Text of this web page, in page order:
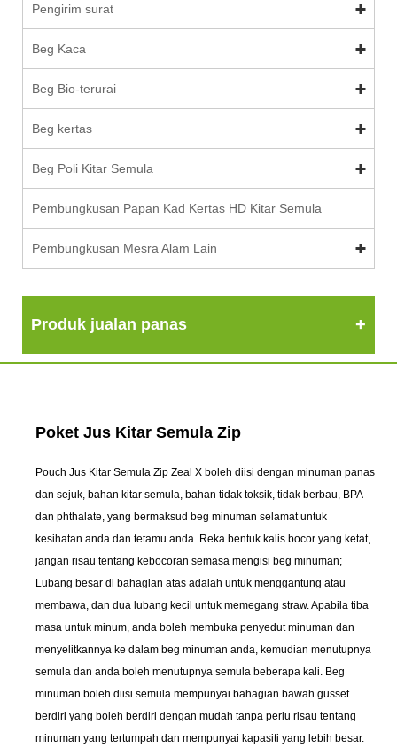
Pengirim surat
Beg Kaca
Beg Bio-terurai
Beg kertas
Beg Poli Kitar Semula
Pembungkusan Papan Kad Kertas HD Kitar Semula
Pembungkusan Mesra Alam Lain
Produk jualan panas
Poket Jus Kitar Semula Zip
Pouch Jus Kitar Semula Zip Zeal X boleh diisi dengan minuman panas
dan sejuk, bahan kitar semula, bahan tidak toksik, tidak berbau, BPA -
dan phthalate, yang bermaksud beg minuman selamat untuk
kesihatan anda dan tetamu anda. Reka bentuk kalis bocor yang ketat,
jangan risau tentang kebocoran semasa mengisi beg minuman;
Lubang besar di bahagian atas adalah untuk menggantung atau
membawa, dan dua lubang kecil untuk memegang straw. Apabila tiba
masa untuk minum, anda boleh membuka penyedut minuman dan
menyelitkannya ke dalam beg minuman anda, kemudian menutupnya
semula dan anda boleh menutupnya semula beberapa kali. Beg
minuman boleh diisi semula mempunyai bahagian bawah gusset
berdiri yang boleh berdiri dengan mudah tanpa perlu risau tentang
minuman yang tertumpah dan mempunyai kapasiti yang lebih besar.